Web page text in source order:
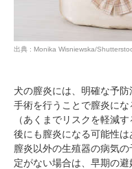
出典 : Monika Wisniewska/
犬の膣炎には、明確な予
手術を行うことで膣炎に
（あくまでリスクを軽減
後にも膣炎になる可能性は
膣炎以外の生殖器の病気
定がない場合は、早期の避